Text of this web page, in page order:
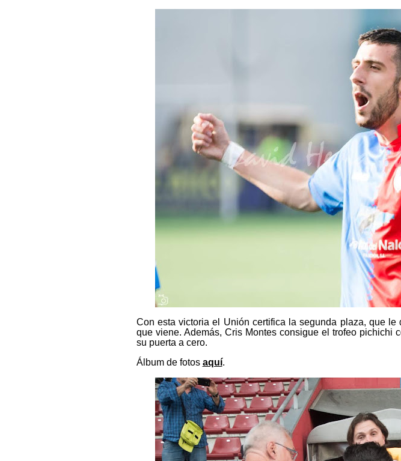
Con esta victoria el Unión certifica la segunda plaza, que
que viene. Además, Cris Montes consigue el trofeo pichichi
su puerta a cero.
Álbum de fotos aquí.